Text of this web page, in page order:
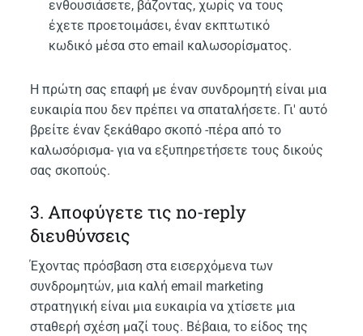
ενθουσιάσετε, βάζοντας, χωρίς να τους
έχετε προετοιμάσει, έναν εκπτωτικό
κωδικό μέσα στο email καλωσορίσματος.
Η πρώτη σας επαφή με έναν συνδρομητή είναι μια
ευκαιρία που δεν πρέπει να σπαταλήσετε. Γι' αυτό
βρείτε έναν ξεκάθαρο σκοπό -πέρα από το
καλωσόρισμα- για να εξυπηρετήσετε τους δικούς
σας σκοπούς.
3. Αποφύγετε τις no-reply
διευθύνσεις
Έχοντας πρόσβαση στα εισερχόμενα των
συνδρομητών, μια καλή email marketing
στρατηγική είναι μια ευκαιρία να χτίσετε μια
σταθερή σχέση μαζί τους. Βέβαια, το είδος της